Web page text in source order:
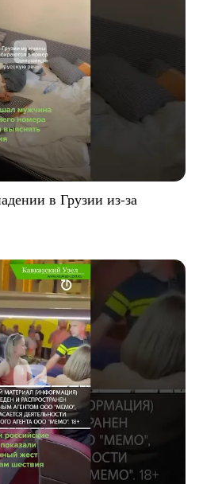
в Грузии из-за